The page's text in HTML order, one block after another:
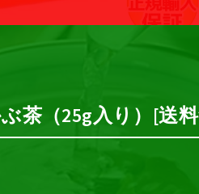
茶（25g入り）[送